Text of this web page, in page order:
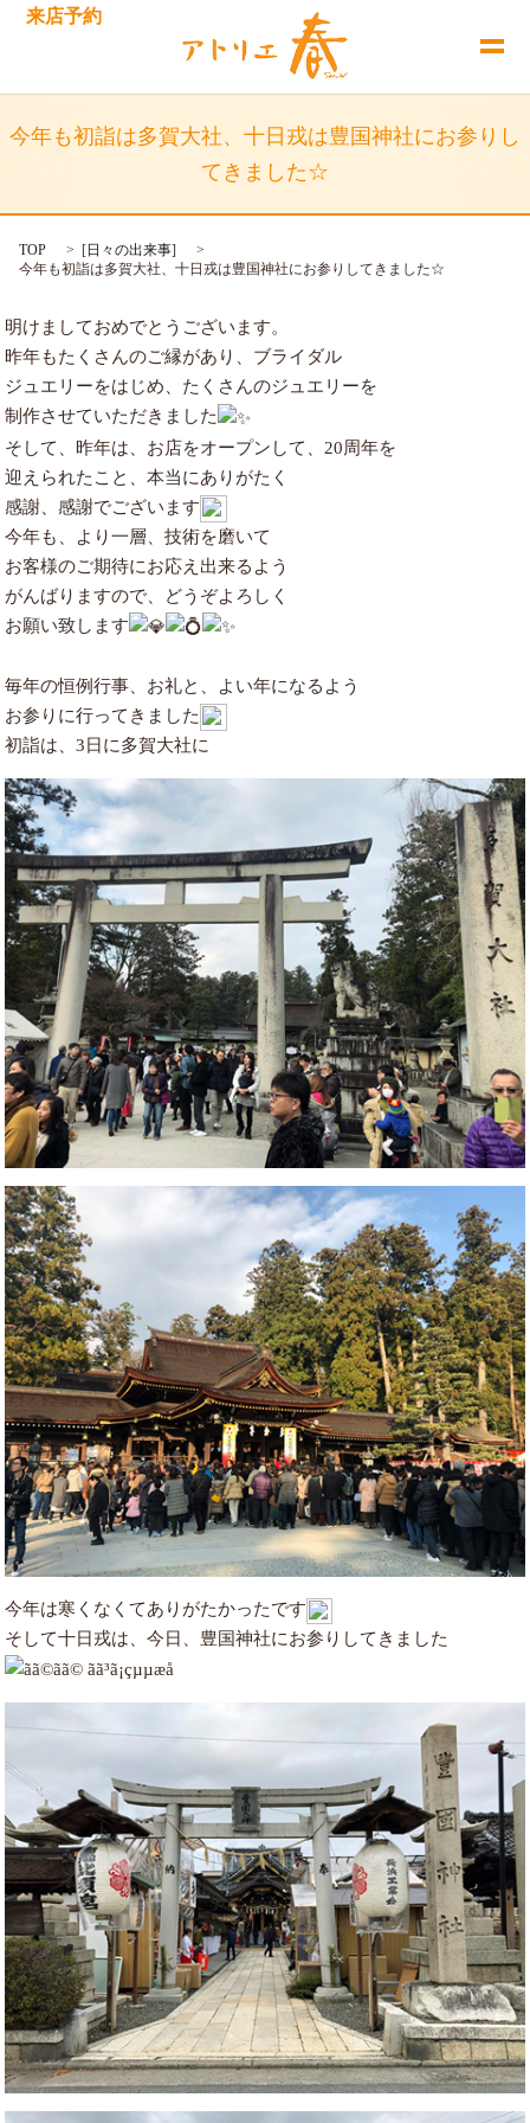
来店予約
今年も初詣は多賀大社、十日戎は豊国神社にお参りし
てきました☆
TOP [日々の出来事]
今年も初詣は多賀大社、十日戎は豊国神社にお参りしてきました☆
明けましておめでとうございます。
昨年もたくさんのご縁があり、ブライダル
ジュエリーをはじめ、たくさんのジュエリーを
制作させていただきました
そして、昨年は、お店をオープンして、20周年を
迎えられたこと、本当にありがたく
感謝、感謝でございます
今年も、より一層、技術を磨いて
お客様のご期待にお応え出来るよう
がんばりますので、どうぞよろしく
お願い致します
毎年の恒例行事、お礼と、よい年になるよう
お参りに行ってきました
初詣は、3日に多賀大社に
今年は寒くなくてありがたかったです
そして十日戎は、今日、豊国神社にお参りしてきました